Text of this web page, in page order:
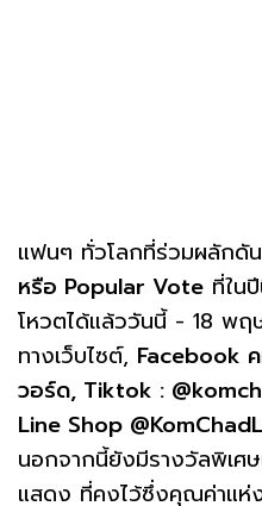
แฟนๆ ทั่วโลกที่ร่วมผลักดั
หรือ Popular Vote ที่ใน
โหวตได้แล้ววันนี้ - 18 พ
ทางเว็บไซต์, Facebook
วอร์ด, Tiktok :
Line Shop
นอกจากนี้ยังมีรางวัลพิเศ
แสดง ที่คงไว้ซึ่งคุณค่าแห่